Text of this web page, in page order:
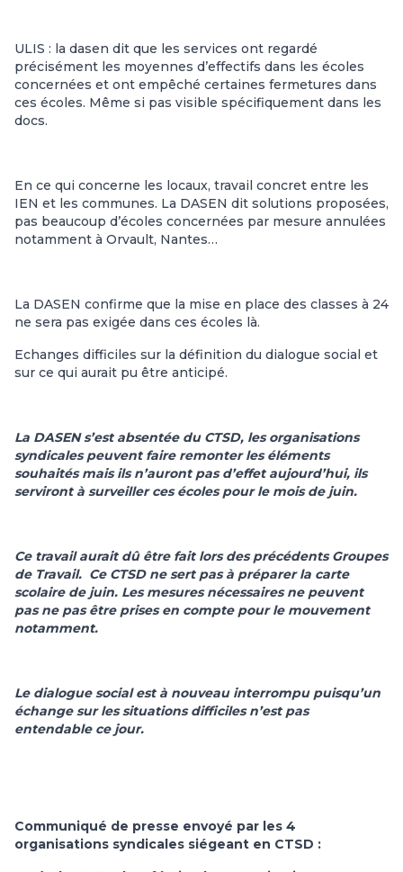
ULIS : la dasen dit que les services ont regardé
précisément les moyennes d’effectifs dans les écoles
concernées et ont empêché certaines fermetures dans
ces écoles. Même si pas visible spécifiquement dans les
docs.
En ce qui concerne les locaux, travail concret entre les
IEN et les communes. La DASEN dit solutions proposées,
pas beaucoup d’écoles concernées par mesure annulées
notamment à Orvault, Nantes…
La DASEN confirme que la mise en place des classes à 24
ne sera pas exigée dans ces écoles là.
Echanges difficiles sur la définition du dialogue social et
sur ce qui aurait pu être anticipé.
La DASEN s’est absentée du CTSD, les organisations
syndicales peuvent faire remonter les éléments
souhaités mais ils n’auront pas d’effet aujourd’hui, ils
serviront à surveiller ces écoles pour le mois de juin.
Ce travail aurait dû être fait lors des précédents Groupes
de Travail. Ce CTSD ne sert pas à préparer la carte
scolaire de juin. Les mesures nécessaires ne peuvent
pas ne pas être prises en compte pour le mouvement
notamment.
Le dialogue social est à nouveau interrompu puisqu’un
échange sur les situations difficiles n’est pas
entendable ce jour.
Communiqué de presse envoyé par les 4
organisations syndicales siégeant en CTSD :